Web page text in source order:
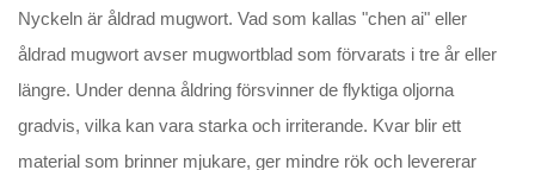
Nyckeln är åldrad mugwort. Vad som kallas "chen ai" eller
åldrad mugwort avser mugwortblad som förvarats i tre år eller
längre. Under denna åldring försvinner de flyktiga oljorna
gradvis, vilka kan vara starka och irriterande. Kvar blir ett
material som brinner mjukare, ger mindre rök och levererar